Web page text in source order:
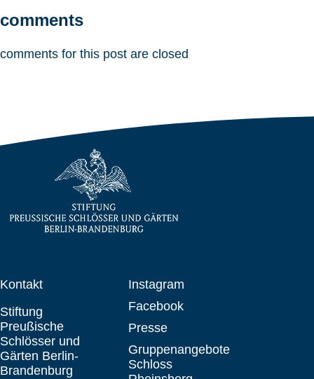
comments
comments for this post are closed
Kontakt
Stiftung
Preußische
Schlösser und
Gärten Berlin-
Brandenburg
Instagram
Facebook
Presse
Gruppenangebote
Schloss